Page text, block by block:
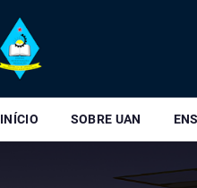
INÍCIO SOBRE UAN